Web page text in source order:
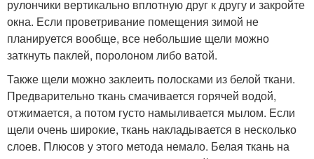
рулончики вертикально вплотную друг к другу и закройте
окна. Если проветривание помещения зимой не
планируется вообще, все небольшие щели можно
заткнуть паклей, поролоном либо ватой.
Также щели можно заклеить полосками из белой ткани.
Предварительно ткань смачивается горячей водой,
отжимается, а потом густо намыливается мылом. Если
щели очень широкие, ткань накладывается в несколько
слоев. Плюсов у этого метода немало. Белая ткань на